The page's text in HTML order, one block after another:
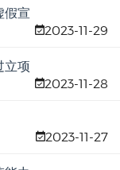
假宣
2023-11-29
立项
2023-11-28
2023-11-27